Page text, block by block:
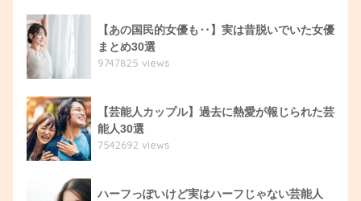
【あの国民的女優も‥】実は昔脱いでいた女優
まとめ30選
9747825 views
【芸能人カップル】過去に熱愛が報じられた芸
能人30選
7542692 views
ハーフっぽいけど実はハーフじゃない芸能人